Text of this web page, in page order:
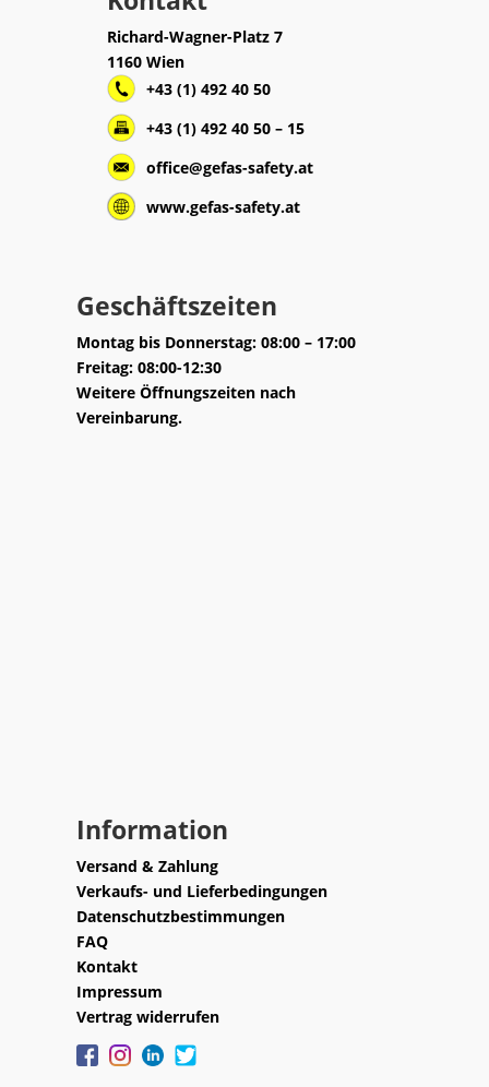
Richard-Wagner-Platz 7
1160 Wien
+43 (1) 492 40 50
+43 (1) 492 40 50 – 15
office@gefas-safety.at
www.gefas-safety.at
Geschäftszeiten
Montag bis Donnerstag: 08:00 – 17:00
Freitag: 08:00-12:30
Weitere Öffnungszeiten nach
Vereinbarung.
Information
Versand & Zahlung
Verkaufs- und Lieferbedingungen
Datenschutzbestimmungen
FAQ
Kontakt
Impressum
Vertrag widerrufen